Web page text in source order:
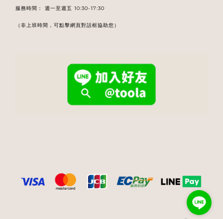
服務時間： 週一至週五 10:30-17:30
（非上班時間，可點擊網頁對話框協助您）